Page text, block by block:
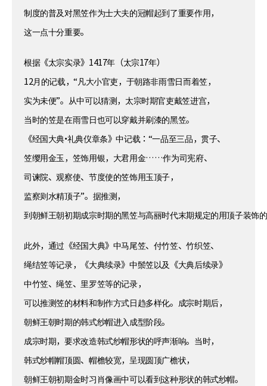
制度的普及对黑笠作为士大夫的冠帽起到了重要作用，
这一点十分重要。
根据《太宗实录》1417年（太宗17年）
12月的记载，“凡大小官吏，于朝路非雨雪日而着笠，
实为未便”。从中可以猜测，太宗时期官吏戴笠进宫，
当时的笠是在雨雪日也可以穿戴并刷漆的黑笠。
《经国大典•礼典仪章条》中记载：“一品至三品，贯子、
笠缨用金玉，笠饰用银，大君用金……作为司宪府、
司谏院、观察使、节度使的笠饰用玉顶子，
监察则水精顶子”。据推测，
到朝鲜王朝初期成宗时期的黑笠与高丽时代末期规定的用顶子装饰
此外，通过《经国大典》中马尾笠、付竹笠、竹织笠、
绳结笠等记录，《大典续录》中鬃笠以及《大典后续录》
中竹笠、绳笠、里罗笠等的记录，
可以推测笠的材料和制作方式日趋多样化。成宗时期后，
朝鲜王朝时期的韩式纱帽进入成型阶段。
成宗时期，要求改造韩式纱帽形状的呼声渐响。当时，
韩式纱帽帽顶圆、帽檐较宽，呈现圆顶广檐状，
朝鲜王朝初期金时习肖像画中可以看到这种形状的韩式纱帽。